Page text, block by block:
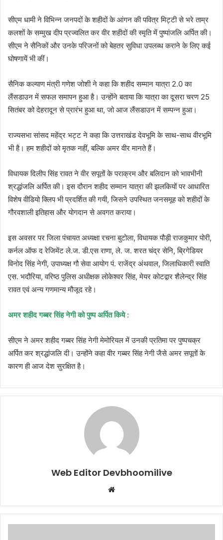
सीएम धामी ने विभिन्न जनपदों के शहीदों के आंगन की पवित्र मिट्टी से भरे ताम्र
कलशों के सम्मुख दीप प्रज्वलित कर वीर शहीदों की स्मृति में पुष्पांजलि अर्पित की।
सीएम ने सैनिकों और उनके परिजनों को बेहतर सुविधा उपलब्ध कराने के लिए कई
घोषणायें भी कीं।
सैनिक कल्याण मंत्री गणेश जोशी ने कहा कि शहीद सम्मान यात्रा 2.0 का
लैंसडाउन में सफल समापन हुआ है। उन्होंने बताया कि यात्रा का दूसरा चरण 25
सितंबर को देहरादून से प्रारंभ हुआ था, जो आज लैंसडाउन में सम्पन्न हुआ।
राज्यसभा सांसद महेंद्र भट्ट ने कहा कि उत्तराखंड देवभूमि के साथ-साथ वीरभूमि
भी है। हम शहीदों को मृतक नहीं, बल्कि अमर वीर मानते हैं।
विधायक दिलीप सिंह रावत ने वीर सपूतों के पराक्रम और बलिदान को भावभीनी
श्रद्धांजलि अर्पित की। इस दौरान शहीद सम्मान यात्रा की झलकियों पर आधारित
विशेष वीडियो क्लिप भी प्रदर्शित की गयी, जिसने उपस्थित जनसमूह को शहीदों के
गौरवशाली इतिहास और योगदान से अवगत कराया।
इस अवसर पर जिला पंचायत अध्यक्षा रचना बुटोला, विधायक पौड़ी राजकुमार पोरी,
कर्नल ऑफ द रेजिमेंट ले.ज. डी.एस राणा, ले. ज. शरत चंद्र सेनि, ब्रिगेडियर
विनोद सिंह नेगी, उपाध्यक्ष गौ सेवा आयोग पं. राजेंद्र अंथवाल, जिलाधिकारी स्वाति
एस. भदौरिया, वरिष्ठ पुलिस अधीक्षक लोकेश्वर सिंह, मेयर कोटद्वार शैलेन्द्र सिंह
रावत एवं अन्य गणमान्य मौजूद रहे।
अमर शहीद गब्बर सिंह नेगी को पुष्प अर्पित किये :
सीएम ने अमर शहीद गब्बर सिंह नेगी मेमोरियल में उनकी प्रतिमा पर पुष्पचक्र
अर्पित कर श्रद्धांजलि दी। उन्होंने कहा वीर गब्बर सिंह नेगी जैसे अमर सपूतों के
कारण ही आज देश सुरक्षित है।
Web Editor Devbhoomilive
Website